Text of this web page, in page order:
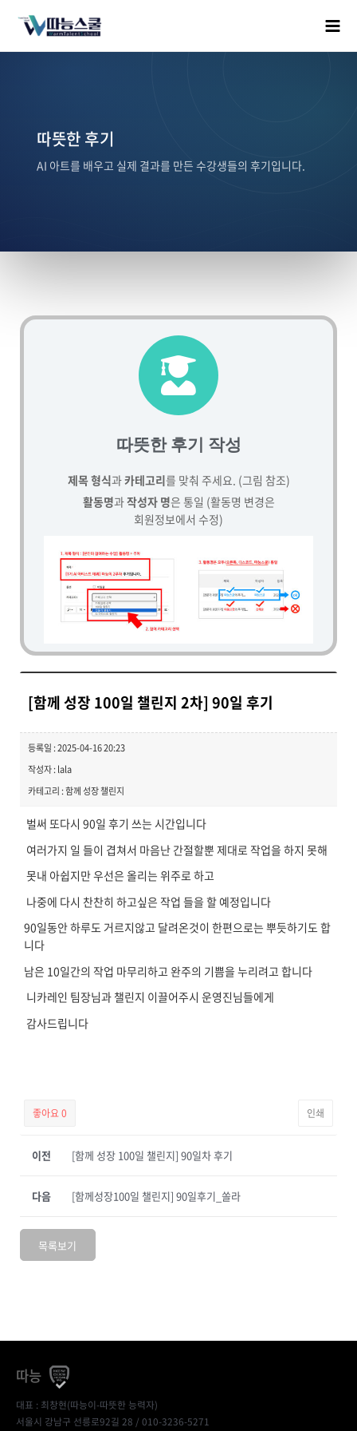
따뜻한 후기
AI 아트를 배우고 실제 결과를 만든 수강생들의 후기입니다.
따뜻한 후기 작성
제목 형식과카테고리를 맞춰 주세요. (그림 참조)
활동명과작성자 명은 통일 (활동명 변경은
회원정보에서 수정)
[함께 성장 100일 챌린지 2차] 90일 후기
등록일 : 2025-04-16 20:23
작성자 : lala
카테고리 : 함께 성장 챌린지
벌써 또다시 90일 후기 쓰는 시간입니다
여러가지 일 들이 겹쳐서 마음난 간절할뿐 제대로 작업을 하지 못해
못내 아쉽지만 우선은 올리는 위주로 하고
나중에 다시 찬찬히 하고싶은 작업 들을 할 예정입니다
90일동안 하루도 거르지않고 달려온것이 한편으로는 뿌듯하기도 합
니다
남은 10일간의 작업 마무리하고 완주의 기쁨을 누리려고 합니다
니카레인 팀장님과 챌린지 이끌어주시 운영진님들에게
감사드립니다
좋아요0 인쇄
이전 [함께 성장 100일 챌린지] 90일차 후기
[함께성장100일 챌린지] 90일후기_쏠라
다음
목록보기
따능
대표 : 최창현(따능이-따뜻한 능력자)
서울시 강남구 선릉로92길 28 / 010-3236-5271